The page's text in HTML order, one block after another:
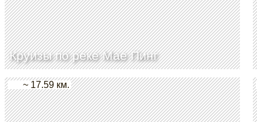
Круизы по реке Мае Пинг
~ 17.59 км.